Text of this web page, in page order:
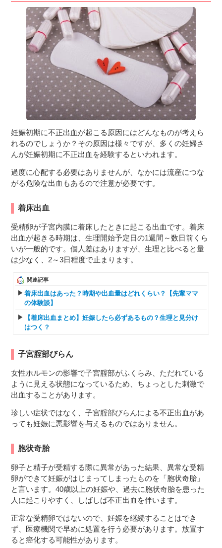
妊娠初期に不正出血が起こる原因にはどんなものが考えら
れるのでしょうか？その原因は様々ですが、多くの妊婦さ
んが妊娠初期に不正出血を経験するといわれます。
過度に心配する必要はありませんが、なかには流産につな
がる危険な出血もあるので注意が必要です。
着床出血
受精卵が子宮内膜に着床したときに起こる出血です。着床
出血が起きる時期は、生理開始予定日の1週間～数日前くら
いが一般的です。個人差はありますが、生理と比べると量
は少なく、2～3日程度で止まります。
関連記事
着床出血はあった？時期や出血量はどれくらい？【先輩ママ
の体験談】
【着床出血まとめ】妊娠したら必ずあるもの？生理と見分け
はつく？
子宮腟部びらん
女性ホルモンの影響で子宮腟部がふくらみ、ただれている
ように見える状態になっているため、ちょっとした刺激で
出血することがあります。
珍しい症状ではなく、子宮腟部びらんによる不正出血があ
っても妊娠に悪影響を与えるものではありません。
胞状奇胎
卵子と精子が受精する際に異常があった結果、異常な受精
卵ができて妊娠がはじまってしまったものを「胞状奇胎」
と言います。40歳以上の妊娠や、過去に胞状奇胎を患った
人に起こりやすく、しばしば不正出血を伴います。
正常な受精卵ではないので、妊娠を継続することはでき
ず、医療機関で早めに処置を行う必要があります。放置す
ると癌化する可能性があります。